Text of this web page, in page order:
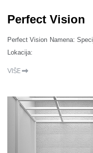
Perfect Vision
Perfect Vision Namena:
Lokacija:
VIŠE